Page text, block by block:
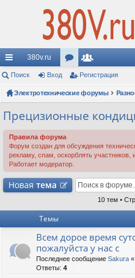
с
ы
лк
и
380v.ru
ор
ум
ол
ьз
ат
ел
Поиск Вход Регистрация
Электротехнические форумы
Прецизионные
Правила форума
Форум создан для обсуждения
рекламу, спам, оскорблять участников,
Работает модератор.
Новая тема
10 тем •
Темы
Всем дорое время
пожалуйста у нас с
Последнее сообщение Sakura «
Ответы: 4